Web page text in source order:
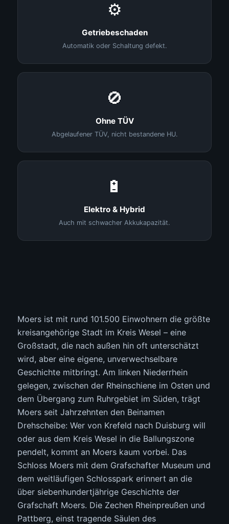
⚙️
Getriebeschaden
Automatik oder Schaltung defekt.
🚫
Ohne TÜV
Abgelaufener TÜV, nicht bestandene HU.
🔋
Elektro & Hybrid
Auch mit schwacher Akkukapazität.
Moers ist mit rund 101.500 Einwohnern die größte
kreisangehörige Stadt im Kreis Wesel – eine
Großstadt, die nach außen hin oft unterschätzt
wird, aber eine eigene, unverwechselbare
Geschichte mitbringt. Am linken Niederrhein
gelegen, zwischen der Rheinschiene im Osten und
dem Übergang zum Ruhrgebiet im Süden, trägt
Moers seit Jahrzehnten den Beinamen
Drehscheibe: Wer von Krefeld nach Duisburg will
oder aus dem Kreis Wesel in die Ballungszone
pendelt, kommt an Moers kaum vorbei. Das
Schloss Moers mit dem Grafschafter Museum und
dem weitläufigen Schlosspark erinnert an die
über siebenhundertjährige Geschichte der
Grafschaft Moers. Die Zechen Rheinpreußen und
Pattberg, einst tragende Säulen des